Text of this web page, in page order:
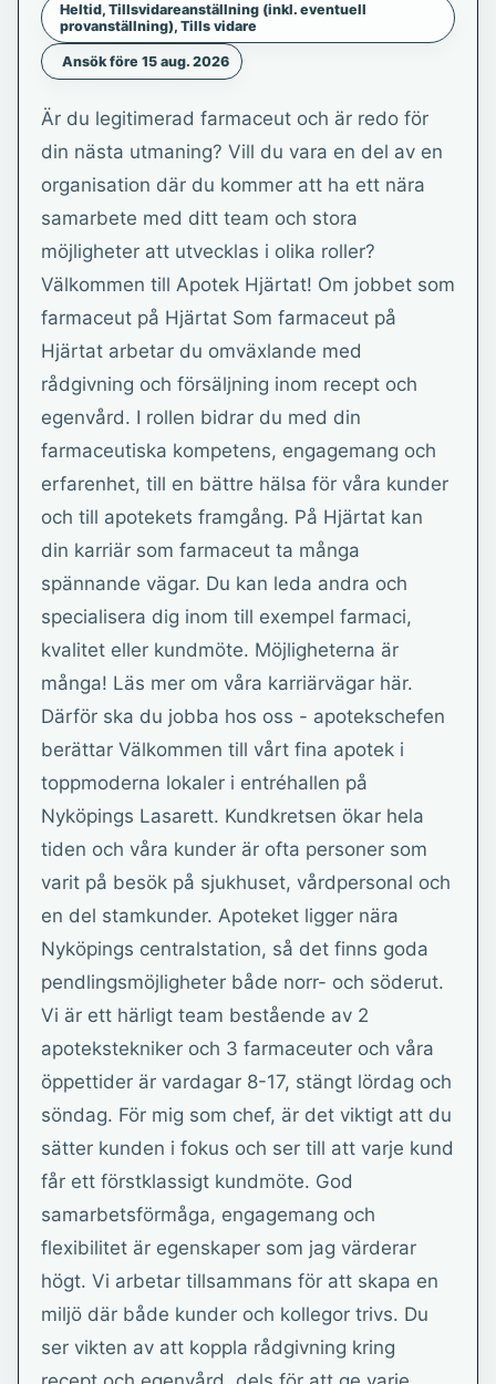
Heltid, Tillsvidareanställning (inkl. eventuell
provanställning), Tills vidare
Ansök före 15 aug. 2026
Är du legitimerad farmaceut och är redo för
din nästa utmaning? Vill du vara en del av en
organisation där du kommer att ha ett nära
samarbete med ditt team och stora
möjligheter att utvecklas i olika roller?
Välkommen till Apotek Hjärtat! Om jobbet som
farmaceut på Hjärtat Som farmaceut på
Hjärtat arbetar du omväxlande med
rådgivning och försäljning inom recept och
egenvård. I rollen bidrar du med din
farmaceutiska kompetens, engagemang och
erfarenhet, till en bättre hälsa för våra kunder
och till apotekets framgång. På Hjärtat kan
din karriär som farmaceut ta många
spännande vägar. Du kan leda andra och
specialisera dig inom till exempel farmaci,
kvalitet eller kundmöte. Möjligheterna är
många! Läs mer om våra karriärvägar här.
Därför ska du jobba hos oss - apotekschefen
berättar Välkommen till vårt fina apotek i
toppmoderna lokaler i entréhallen på
Nyköpings Lasarett. Kundkretsen ökar hela
tiden och våra kunder är ofta personer som
varit på besök på sjukhuset, vårdpersonal och
en del stamkunder. Apoteket ligger nära
Nyköpings centralstation, så det finns goda
pendlingsmöjligheter både norr- och söderut.
Vi är ett härligt team bestående av 2
apotekstekniker och 3 farmaceuter och våra
öppettider är vardagar 8-17, stängt lördag och
söndag. För mig som chef, är det viktigt att du
sätter kunden i fokus och ser till att varje kund
får ett förstklassigt kundmöte. God
samarbetsförmåga, engagemang och
flexibilitet är egenskaper som jag värderar
högt. Vi arbetar tillsammans för att skapa en
miljö där både kunder och kollegor trivs. Du
ser vikten av att koppla rådgivning kring